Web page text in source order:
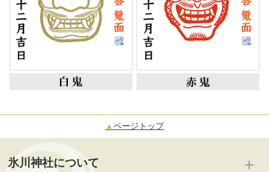
▲ ページトップ
氷川神社について